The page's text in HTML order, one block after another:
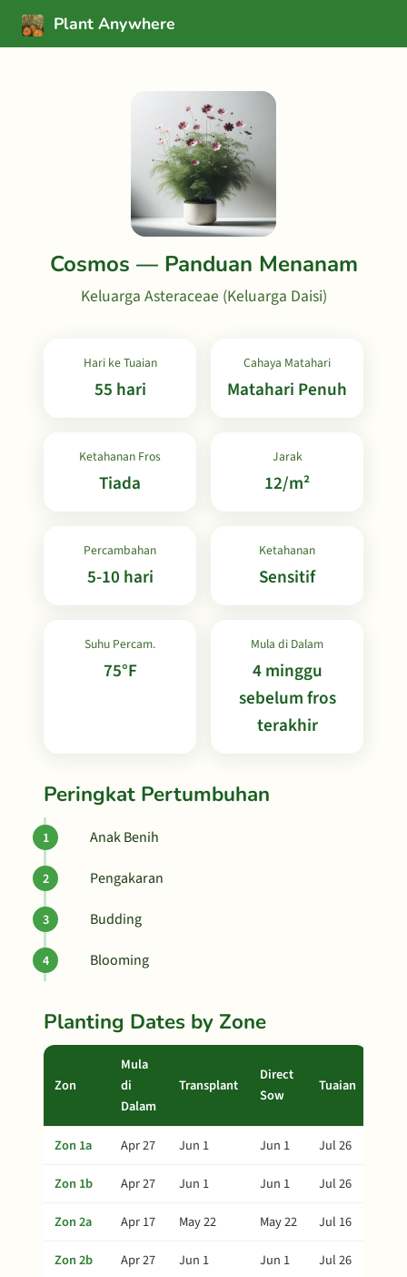
Plant Anywhere
Cosmos — Panduan Menanam
Keluarga Asteraceae (Keluarga Daisi)
Hari ke Tuaian
55 hari
Cahaya Matahari
Matahari Penuh
Ketahanan Fros
Tiada
Jarak
12/m²
Percambahan
5-10 hari
Ketahanan
Sensitif
Suhu Percam.
75°F
Mula di Dalam
4 minggu
sebelum fros
terakhir
Peringkat Pertumbuhan
Anak Benih
Pengakaran
Budding
Blooming
Planting Dates by Zone
Zon
Mula
di
Dalam
Transplant
Direct
Sow
Tuaian
Zon 1a Apr 27 Jun 1 Jun 1
Jul 26
Zon 1b
Apr 27 Jun 1 Jun 1
Jul 26
Zon 2a
Apr 17 May 22 May 22
Jul 16
Zon 2b
Apr 27 Jun 1 Jun 1
Jul 26